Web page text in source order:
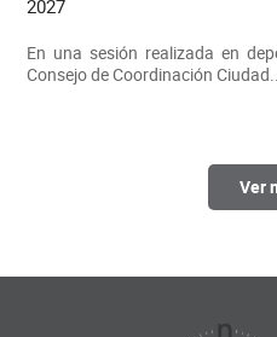
2027
En una sesión realizada en
Consejo de Coordinación
Ver